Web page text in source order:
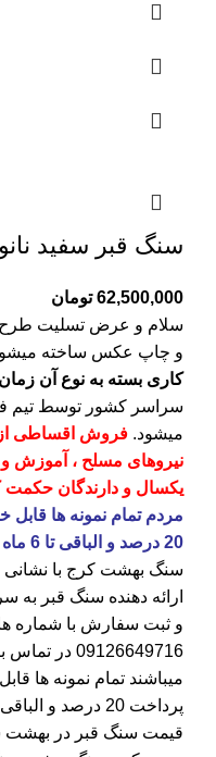
سنگ قبر سفید نانو
62,500,000 تومان
سلام و عرض تسلیت طرح
و چاپ عکس ساخته
کاری بسته به نوع آن
سراسر کشور توسط تیم
میشود. فروش اقساطی
نیروهای مسلح ، آموزش
یکسال و دارندگان حکمت
مردم تمام نمونه ها
20 درصد و الباقی تا 6 ماه قابل اقساط هستند.
سنگ بهشت کرج با نشانی
ارائه دهنده سنگ قبر
و ثبت سفارش با شماره
09126649716 در تماس
میباشند تمام نمونه ها
پرداخت 20 درصد و الباقی تا 6 ماه قابل اقساط هستند.
قیمت سنگ قبر در بهشت